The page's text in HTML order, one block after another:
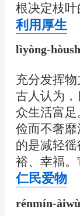
根决定枝
利用厚生
lìyòng-
充分发挥物
古人认为，
众生活富足
俭而不奢靡
的是减轻
裕、幸福
仁民爱物
rénmín-àiwù